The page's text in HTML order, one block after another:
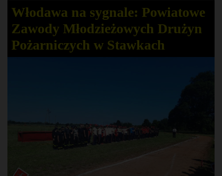
Włodawa na sygnale: Powiatowe
Zawody Młodzieżowych Drużyn
Pożarniczych w Stawkach